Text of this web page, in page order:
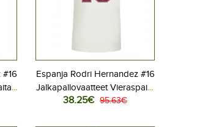
Espanja Rodri Hernandez #16
Jalkapallovaatteet Vieraspaita
MM-kisat 2026 Lyhythihainen
38.25€ 95.63€